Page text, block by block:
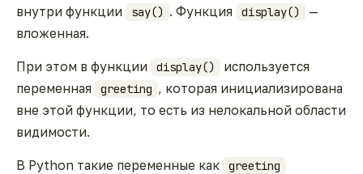
внутри функции
say() . Функция display()
—
вложенная.
При этом в функции display()
используется
переменная
greeting , которая инициализирована
вне этой функции, то есть из нелокальной области
видимости.
В Python такие переменные как
greeting